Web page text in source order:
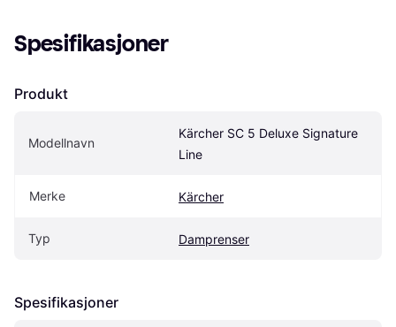
Spesifikasjoner
Produkt
Modellnavn
Kärcher SC 5 Deluxe Signature
Line
Merke Kärcher
Typ Damprenser
Spesifikasjoner